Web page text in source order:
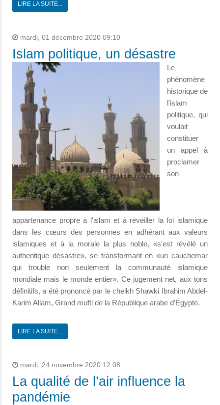
LIRE LA SUITE...
mardi, 01 décembre 2020 09:10
Islam politique, un désastre
Le
phénomène
historique de
l'islam
politique, qui
voulait
constituer
un appel à
proclamer
son
appartenance propre à l'islam et à réveiller la foi islamique
dans les cœurs des personnes en adhérant aux valeurs
islamiques et à la morale la plus noble, «s'est révélé un
authentique désastre», se transformant en «un cauchemar
qui trouble non seulement la communauté islamique
mondiale mais le monde entier». Ce jugement net, aux tons
définitifs, a été prononcé par le cheikh Shawki Ibrahim Abdel-
Karim Allam, Grand mufti de la République arabe d’Égypte.
LIRE LA SUITE...
mardi, 24 novembre 2020 12:08
La qualité de l’air influence la
pandémie